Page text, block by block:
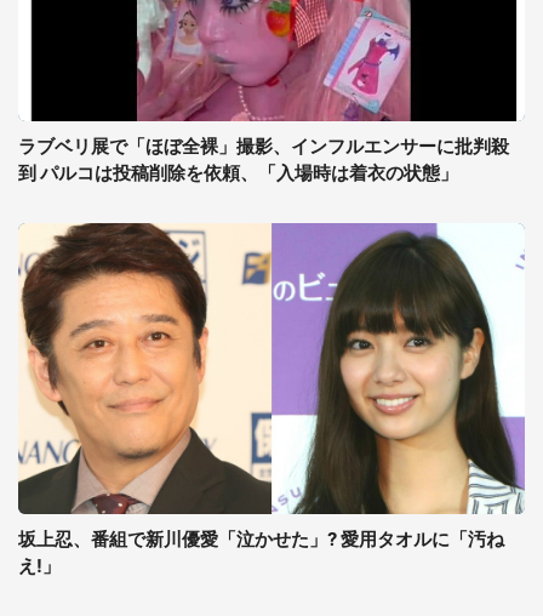
ラブベリ展で「ほぼ全裸」撮影、インフルエンサーに批判殺
到 パルコは投稿削除を依頼、「入場時は着衣の状態」
坂上忍、番組で新川優愛「泣かせた」? 愛用タオルに「汚ね
え!」